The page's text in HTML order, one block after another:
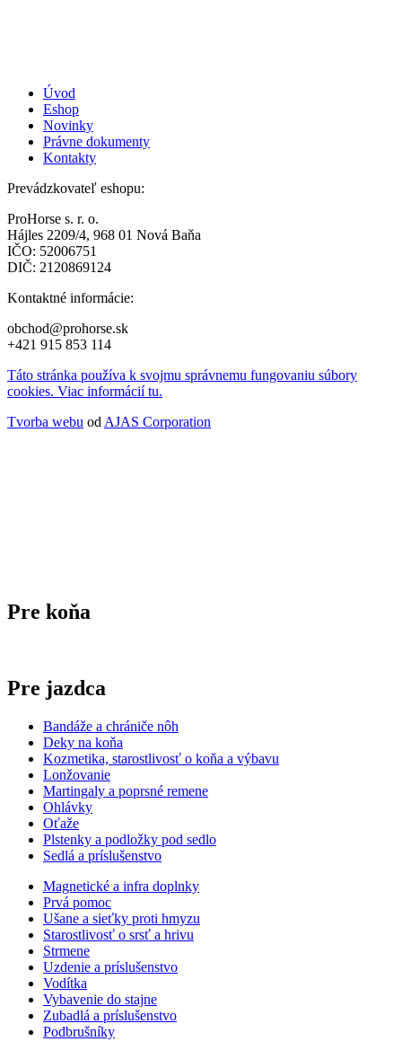
Úvod
Eshop
Novinky
Právne dokumenty
Kontakty
Prevádzkovateľ eshopu:
ProHorse s. r. o.
Hájles 2209/4, 968 01 Nová Baňa
IČO: 52006751
DIČ: 2120869124
Kontaktné informácie:
obchod@prohorse.sk
+421 915 853 114
Táto stránka používa k svojmu správnemu fungovaniu súbory
cookies. Viac informácií tu.
Tvorba webu od AJAS Corporation
Pre koňa
Pre jazdca
Bandáže a chrániče nôh
Deky na koňa
Kozmetika, starostlivosť o koňa a výbavu
Lonžovanie
Martingaly a poprsné remene
Ohlávky
Oťaže
Plstenky a podložky pod sedlo
Sedlá a príslušenstvo
Magnetické a infra doplnky
Prvá pomoc
Ušane a sieťky proti hmyzu
Starostlivosť o srsť a hrivu
Strmene
Uzdenie a príslušenstvo
Vodítka
Vybavenie do stajne
Zubadlá a príslušenstvo
Podbrušníky